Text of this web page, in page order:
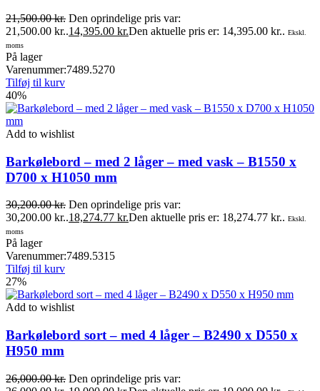
21,500.00kr. Den oprindelige pris var:
21,500.00 kr..14,395.00 kr.Den aktuelle pris er: 14,395.00 kr.. Ekskl.
moms
På lager
Varenummer:7489.5270
Tilføj til kurv
40%
Add to wishlist
Barkølebord – med 2 låger – med vask – B1550 x
D700 x H1050 mm
30,200.00kr. Den oprindelige pris var:
30,200.00 kr..18,274.77 kr.Den aktuelle pris er: 18,274.77 kr.. Ekskl.
moms
På lager
Varenummer:7489.5315
Tilføj til kurv
27%
Add to wishlist
Barkølebord sort – med 4 låger – B2490 x D550 x
H950 mm
26,000.00kr. Den oprindelige pris var: